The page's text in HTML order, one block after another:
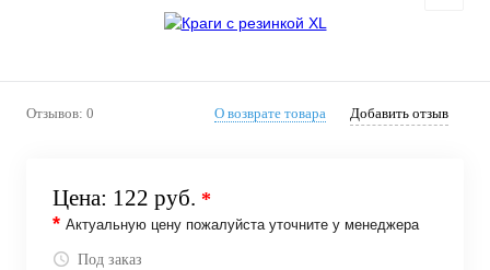
Отзывов: 0 О возврате товара Добавить отзыв
Цена: 122 руб. *
* Актуальную цену пожалуйста уточните у менеджера
Под заказ